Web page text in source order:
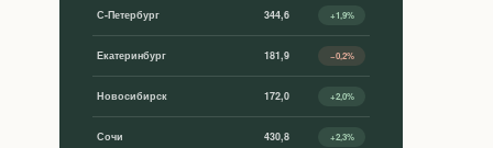
С-Петербург 344,6 +1,9%
Екатеринбург 181,9 −0,2%
Новосибирск 172,0 +2,0%
Сочи 430,8 +2,3%